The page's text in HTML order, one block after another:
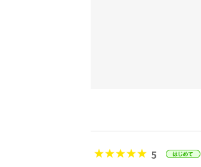
5